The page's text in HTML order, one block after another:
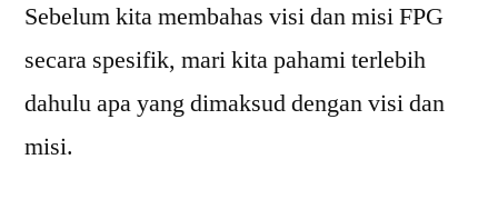
Sebelum kita membahas visi dan misi FPG
secara spesifik, mari kita pahami terlebih
dahulu apa yang dimaksud dengan visi dan
misi.